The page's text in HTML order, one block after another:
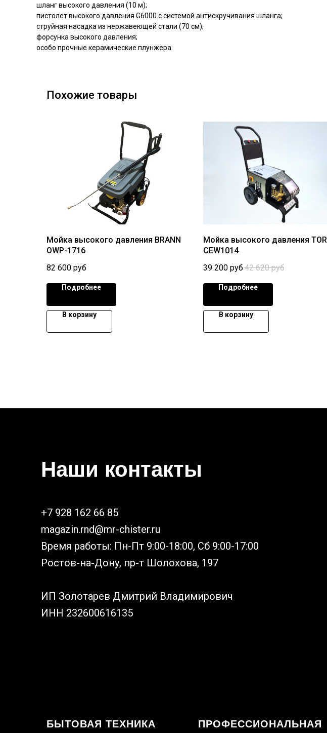
шланг высокого давления (10 м);
пистолет высокого давления G6000 с системой антискручивания шланга;
струйная насадка из нержавеющей стали (70 см);
форсунка высокого давления;
особо прочные керамические плунжера.
Похожие товары
Мойка высокого давления BRANN
OWP-1716
82 600 руб
Подробнее
В корзину
Мойка высокого давления TOR
CEW1014
39 200 руб 42 620 руб
Подробнее
В корзину
Наши контакты
+7 928 162 66 85
magazin.rnd@mr-chister.ru
Время работы: Пн-Пт 9:00-18:00, Сб 9:00-17:00
Ростов-на-Дону, пр-т Шолохова, 197
ИП Золотарев Дмитрий Владимирович
ИНН 232600616135
БЫТОВАЯ ТЕХНИКА
ПРОФЕССИОНАЛЬНАЯ